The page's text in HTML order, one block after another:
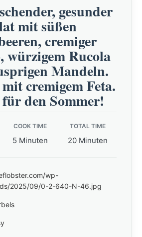
gesunder
mit süßen
cremiger
würzigem Rucola
Mandeln.
cremigem Feta.
den Sommer!
COOK TIME
5 Minuten
TOTAL TIME
20 Minuten
wp-
2025/09/0-2-640-N-46.jpg